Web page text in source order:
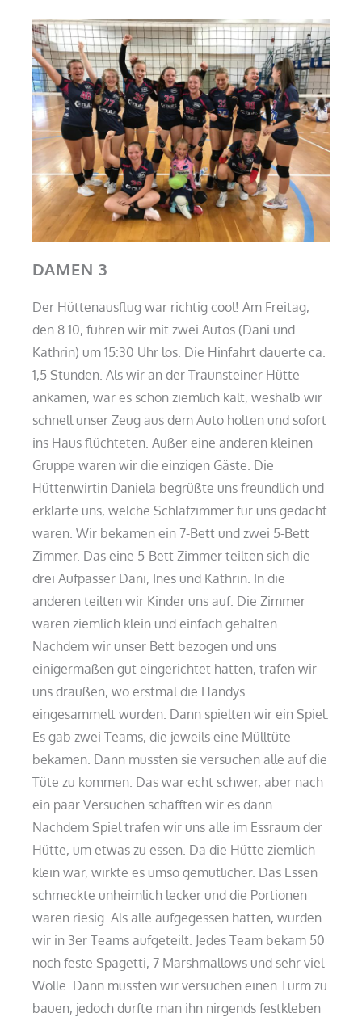
DAMEN 3
Der Hüttenausflug war richtig cool! Am Freitag,
den 8.10, fuhren wir mit zwei Autos (Dani und
Kathrin) um 15:30 Uhr los. Die Hinfahrt dauerte ca.
1,5 Stunden. Als wir an der Traunsteiner Hütte
ankamen, war es schon ziemlich kalt, weshalb wir
schnell unser Zeug aus dem Auto holten und sofort
ins Haus flüchteten. Außer eine anderen kleinen
Gruppe waren wir die einzigen Gäste. Die
Hüttenwirtin Daniela begrüßte uns freundlich und
erklärte uns, welche Schlafzimmer für uns gedacht
waren. Wir bekamen ein 7-Bett und zwei 5-Bett
Zimmer. Das eine 5-Bett Zimmer teilten sich die
drei Aufpasser Dani, Ines und Kathrin. In die
anderen teilten wir Kinder uns auf. Die Zimmer
waren ziemlich klein und einfach gehalten.
Nachdem wir unser Bett bezogen und uns
einigermaßen gut eingerichtet hatten, trafen wir
uns draußen, wo erstmal die Handys
eingesammelt wurden. Dann spielten wir ein Spiel:
Es gab zwei Teams, die jeweils eine Mülltüte
bekamen. Dann mussten sie versuchen alle auf die
Tüte zu kommen. Das war echt schwer, aber nach
ein paar Versuchen schafften wir es dann.
Nachdem Spiel trafen wir uns alle im Essraum der
Hütte, um etwas zu essen. Da die Hütte ziemlich
klein war, wirkte es umso gemütlicher. Das Essen
schmeckte unheimlich lecker und die Portionen
waren riesig. Als alle aufgegessen hatten, wurden
wir in 3er Teams aufgeteilt. Jedes Team bekam 50
noch feste Spagetti, 7 Marshmallows und sehr viel
Wolle. Dann mussten wir versuchen einen Turm zu
bauen, jedoch durfte man ihn nirgends festkleben